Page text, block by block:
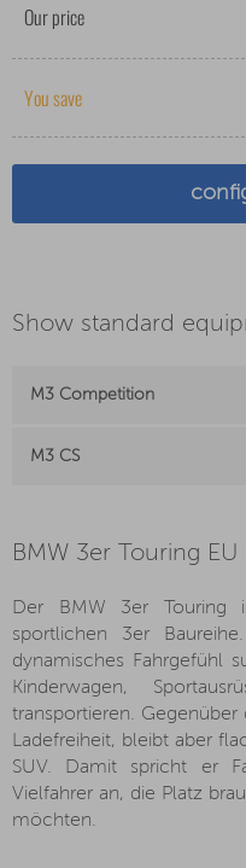
Our price
You save
Show standard
M3 Competition
M3 CS
BMW 3er Touring
Der BMW 3er Touring
sportlichen 3er
dynamisches Fahrgefühl
Kinderwagen,
transportieren.
Ladefreiheit, bleibt aber
SUV. Damit spricht er
Vielfahrer an, die Platz
möchten.